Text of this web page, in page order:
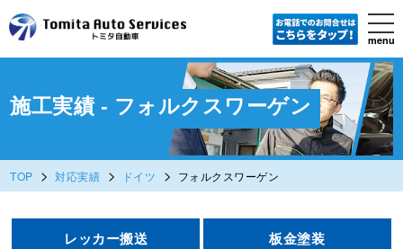
Skip
content
menu
施工実績 - フォルクスワーゲン
TOP > 対応実績 > ドイツ > フォルクスワーゲン
レッカー搬送 板金塗装